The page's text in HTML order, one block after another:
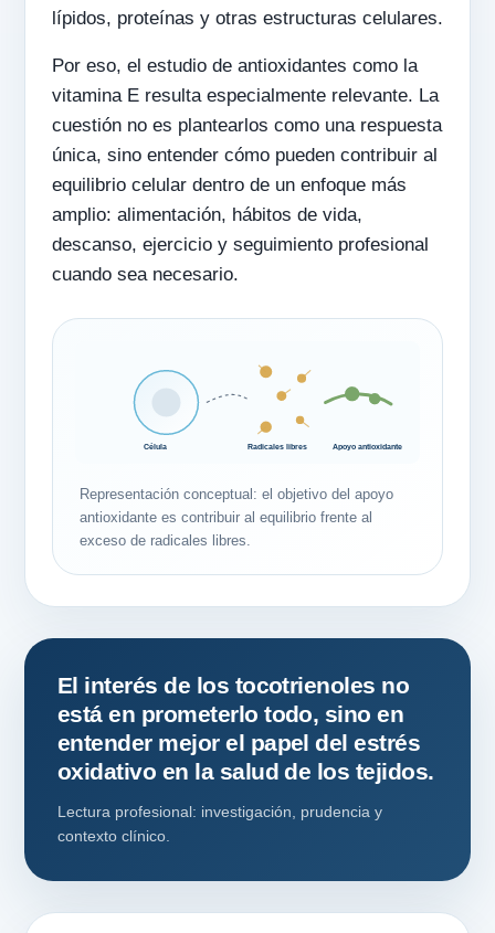
lípidos, proteínas y otras estructuras celulares.
Por eso, el estudio de antioxidantes como la
vitamina E resulta especialmente relevante. La
cuestión no es plantearlos como una respuesta
única, sino entender cómo pueden contribuir al
equilibrio celular dentro de un enfoque más
amplio: alimentación, hábitos de vida,
descanso, ejercicio y seguimiento profesional
cuando sea necesario.
Célula Radicales libres Apoyo antioxidante
Representación conceptual: el objetivo del apoyo
antioxidante es contribuir al equilibrio frente al
exceso de radicales libres.
El interés de los tocotrienoles no
está en prometerlo todo, sino en
entender mejor el papel del estrés
oxidativo en la salud de los tejidos.
Lectura profesional: investigación, prudencia y
contexto clínico.